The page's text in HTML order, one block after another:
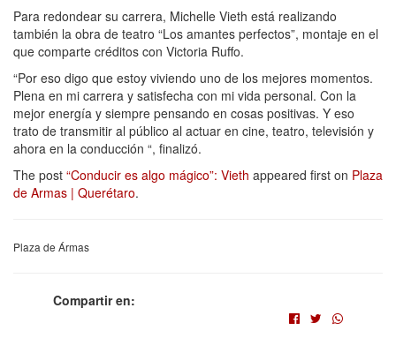
Para redondear su carrera, Michelle Vieth está realizando
también la obra de teatro “Los amantes perfectos”, montaje en el
que comparte créditos con Victoria Ruffo.
“Por eso digo que estoy viviendo uno de los mejores momentos.
Plena en mi carrera y satisfecha con mi vida personal. Con la
mejor energía y siempre pensando en cosas positivas. Y eso
trato de transmitir al público al actuar en cine, teatro, televisión y
ahora en la conducción “, finalizó.
The post “Conducir es algo mágico”: Vieth appeared first on Plaza
de Armas | Querétaro.
Plaza de Ármas
Compartir en: